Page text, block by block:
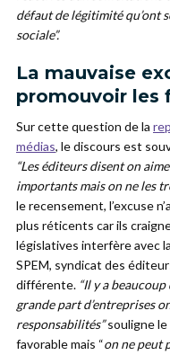
défaut de légitimité qu’ont
sociale”.
La mauvaise
promouvoir les
Sur cette question de la
médias, le discours est
“Les éditeurs disent on
importants mais on ne les
le recensement, l’excuse
plus réticents car ils
législatives interfère avec
SPEM, syndicat des
différente. “Il y a
grande part d’entreprises
responsabilités”souligne
favorable mais “on ne peut